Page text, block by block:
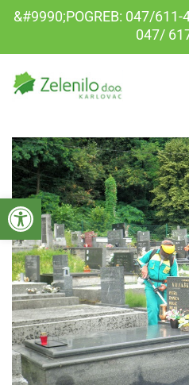
Open toolbar
&#9990;POGREB: 047/
047/